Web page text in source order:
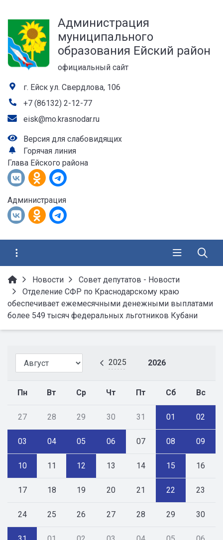
Администрация
муниципального
образования Ейский район
официальный сайт
г. Ейск ул. Свердлова, 106
+7 (86132) 2-12-77
eisk@mo.krasnodar.ru
Версия для слабовидящих
Горячая линия
Глава Ейского района
Администрация
Новости
Совет депутатов - Новости
Отделение СФР по Краснодарскому краю
обеспечивает ежемесячными денежными выплатами
более 549 тысяч федеральных льготников Кубани
2025 2026
Пн Вт Ср Чт Пт Сб Вс
27 28 29 30 31 01 02
03 04 05 06 07 08 09
10 11 12 13 14 15 16
17 18 19 20 21 22 23
24 25 26 27 28 29 30